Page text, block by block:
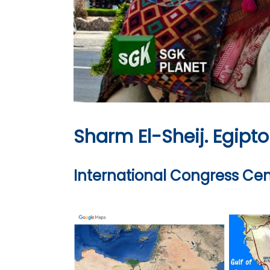
Sharm El-Sheij. Egipto
International Congress